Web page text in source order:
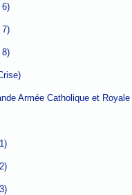
6)
7)
8)
Armée Catholique et Royale